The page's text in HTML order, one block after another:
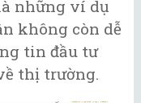
những ví dụ
không còn dễ
tin đầu tư
thị trường.